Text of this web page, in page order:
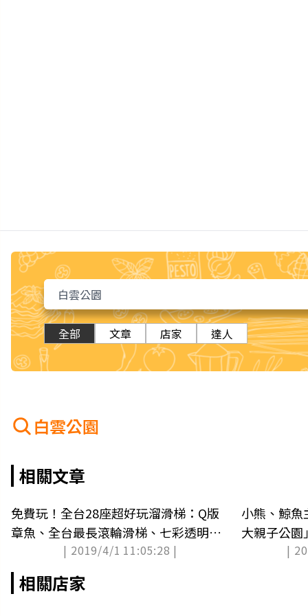
全部 文章 店家 達人
白雲公園
相關文章
免費玩！全台28座超好玩溜滑梯：Q版
章魚、全台最長滾輪滑梯、七彩透明水
| 2019/4/1 11:05:28 |
小熊、鯨
大親子公園
|
相關店家